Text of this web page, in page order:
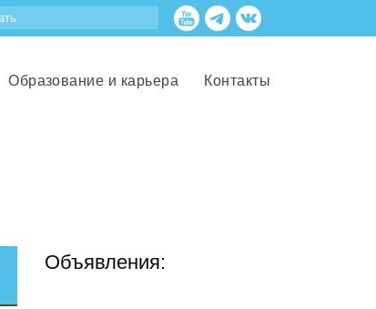
Образование и карьера Контакты
Объявления: